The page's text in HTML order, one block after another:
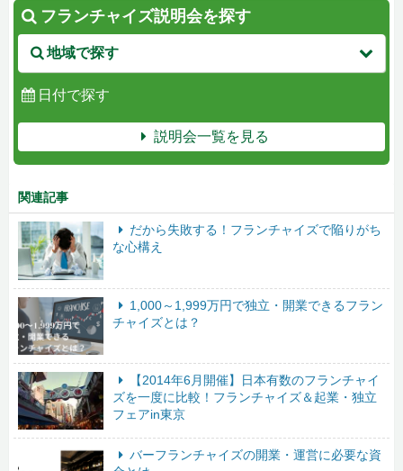
フランチャイズ説明会を探す
地域で探す
日付で探す
説明会一覧を見る
関連記事
だから失敗する！フランチャイズで陥りがち
な心構え
1,000～1,999万円で独立・開業できるフラン
チャイズとは？
【2014年6月開催】日本有数のフランチャイ
ズを一度に比較！フランチャイズ＆起業・独立
フェアin東京
バーフランチャイズの開業・運営に必要な資